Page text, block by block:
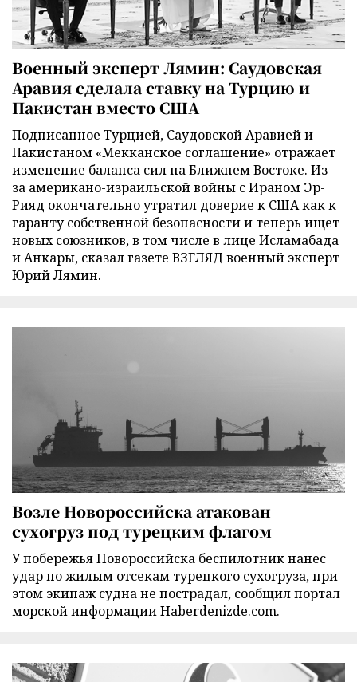
Военный эксперт Лямин: Саудовская
Аравия сделала ставку на Турцию и
Пакистан вместо США
Подписанное Турцией, Саудовской Аравией и
Пакистаном «Мекканское соглашение» отражает
изменение баланса сил на Ближнем Востоке. Из-
за американо-израильской войны с Ираном Эр-
Рияд окончательно утратил доверие к США как к
гаранту собственной безопасности и теперь ищет
новых союзников, в том числе в лице Исламабада
и Анкары, сказал газете ВЗГЛЯД военный эксперт
Юрий Лямин.
Возле Новороссийска атакован
сухогруз под турецким флагом
У побережья Новороссийска беспилотник нанес
удар по жилым отсекам турецкого сухогруза, при
этом экипаж судна не пострадал, сообщил портал
морской информации Haberdenizde.com.